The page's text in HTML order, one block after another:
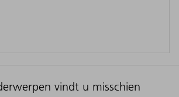
vindt u misschien